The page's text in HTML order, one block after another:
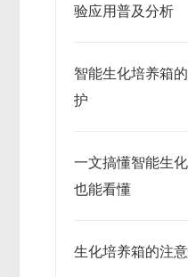
验应用普及分析
智能生化培养箱
护
一文搞懂智能生
也能看懂
生化培养箱的注